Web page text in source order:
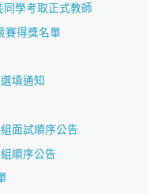
同學考取正式教師
賽得獎名單
填通知
面試順序公告
順序公告